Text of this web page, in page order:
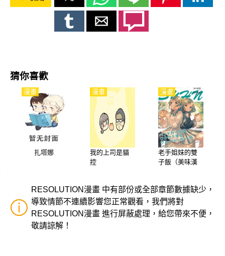
猜你喜歡
扎塔娜
漫畫
我的上司是貓
控
漫畫
老手姐妹的雙
子飯（美味漢
漫畫
RESOLUTION漫畫 中有部份或全部章節數據缺少，
導致情節不連續影響您正常觀看，我們將對
RESOLUTION漫畫 進行屏蔽處理，給您帶來不便，
敬請諒解！